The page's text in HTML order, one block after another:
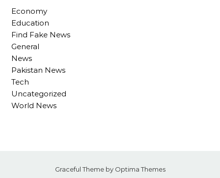
Economy
Education
Find Fake News
General
News
Pakistan News
Tech
Uncategorized
World News
Graceful Theme by Optima Themes